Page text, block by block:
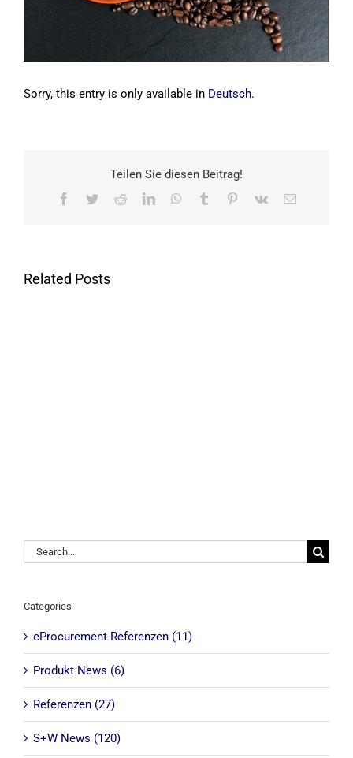
Sorry, this entry is only available in Deutsch.
Teilen Sie diesen Beitrag!
Facebook
TwitterRedditLinkedInWhatsApp
Tumblr Pinterest
Vk Email
Related Posts
Search
for:
Categories
eProcurement-Referenzen (11)
Produkt News (6)
Referenzen (27)
S+W News (120)